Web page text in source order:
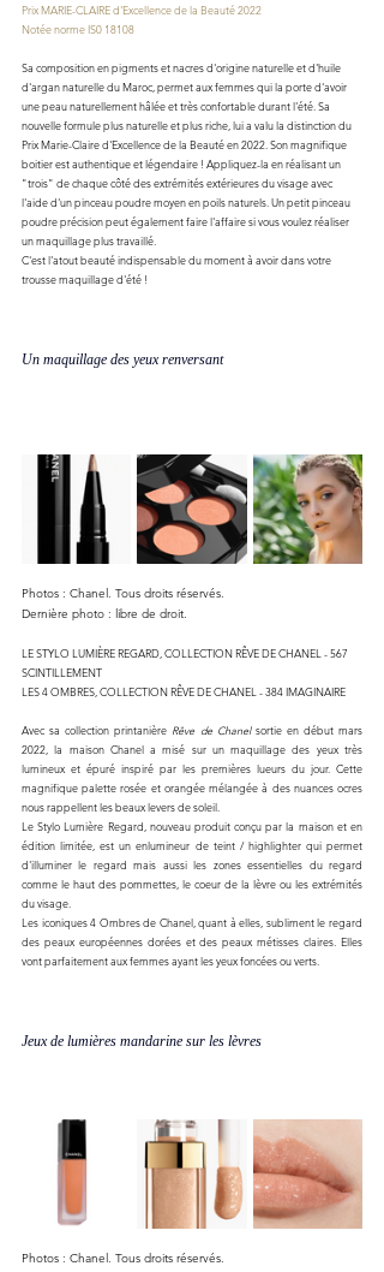
Prix MARIE-CLAIRE d'Excellence de la Beauté 2022
Notée norme IS0 18108
Sa composition en pigments et nacres d'origine naturelle et d'huile
d'argan naturelle du Maroc, permet aux femmes qui la porte d'avoir
une peau naturellement hâlée et très confortable durant l'été. Sa
nouvelle formule plus naturelle et plus riche, lui a valu la distinction du
Prix Marie-Claire d'Excellence de la Beauté en 2022. Son magnifique
boitier est authentique et légendaire ! Appliquez-la en réalisant un
"trois" de chaque côté des extrémités extérieures du visage avec
l'aide d'un pinceau poudre moyen en poils naturels. Un petit pinceau
poudre précision peut également faire l'affaire si vous voulez réaliser
un maquillage plus travaillé.
C'est l'atout beauté indispensable du moment à avoir dans votre
trousse maquillage d'été !
Un maquillage des yeux renversant
Photos : Chanel. Tous droits réservés.
Dernière photo : libre de droit.
LE STYLO LUMIÈRE REGARD, COLLECTION RÊVE DE CHANEL - 567
SCINTILLEMENT
LES 4 OMBRES, COLLECTION RÊVE DE CHANEL - 384 IMAGINAIRE
Avec sa collection printanière Rêve de Chanel sortie en début mars
2022, la maison Chanel a misé sur un maquillage des yeux très
lumineux et épuré inspiré par les premières lueurs du jour. Cette
magnifique palette rosée et orangée mélangée à des nuances ocres
nous rappellent les beaux levers de soleil.
Le Stylo Lumière Regard, nouveau produit conçu par la maison et en
édition limitée, est un enlumineur de teint / highlighter qui permet
d'illuminer le regard mais aussi les zones essentielles du regard
comme le haut des pommettes, le coeur de la lèvre ou les extrémités
du visage.
Les iconiques 4 Ombres de Chanel, quant à elles, subliment le regard
des peaux européennes dorées et des peaux métisses claires. Elles
vont parfaitement aux femmes ayant les yeux foncées ou verts.
Jeux de lumières mandarine sur les lèvres
Photos : Chanel. Tous droits réservés.